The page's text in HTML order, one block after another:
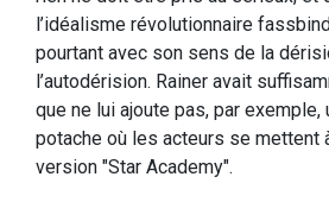
l’idéalisme révolutionnaire
pourtant avec son sens de la
l’autodérision. Rainer avait
que ne lui ajoute pas, par exemple,
potache où les acteurs se mettent
version "Star Academy".